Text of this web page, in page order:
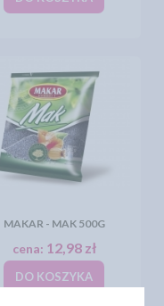
MAKAR - MAK 500G
cena: 12,98 zł
DO KOSZYKA